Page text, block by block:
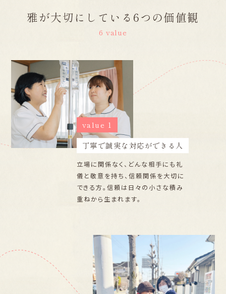
雅が大切にしている6つの価値観
6 value
value 1
丁寧で誠実な対応ができる人
立場に関係なく、どんな相手にも礼
儀と敬意を持ち、信頼関係を大切に
できる方。信頼は日々の小さな積み
重ねから生まれます。